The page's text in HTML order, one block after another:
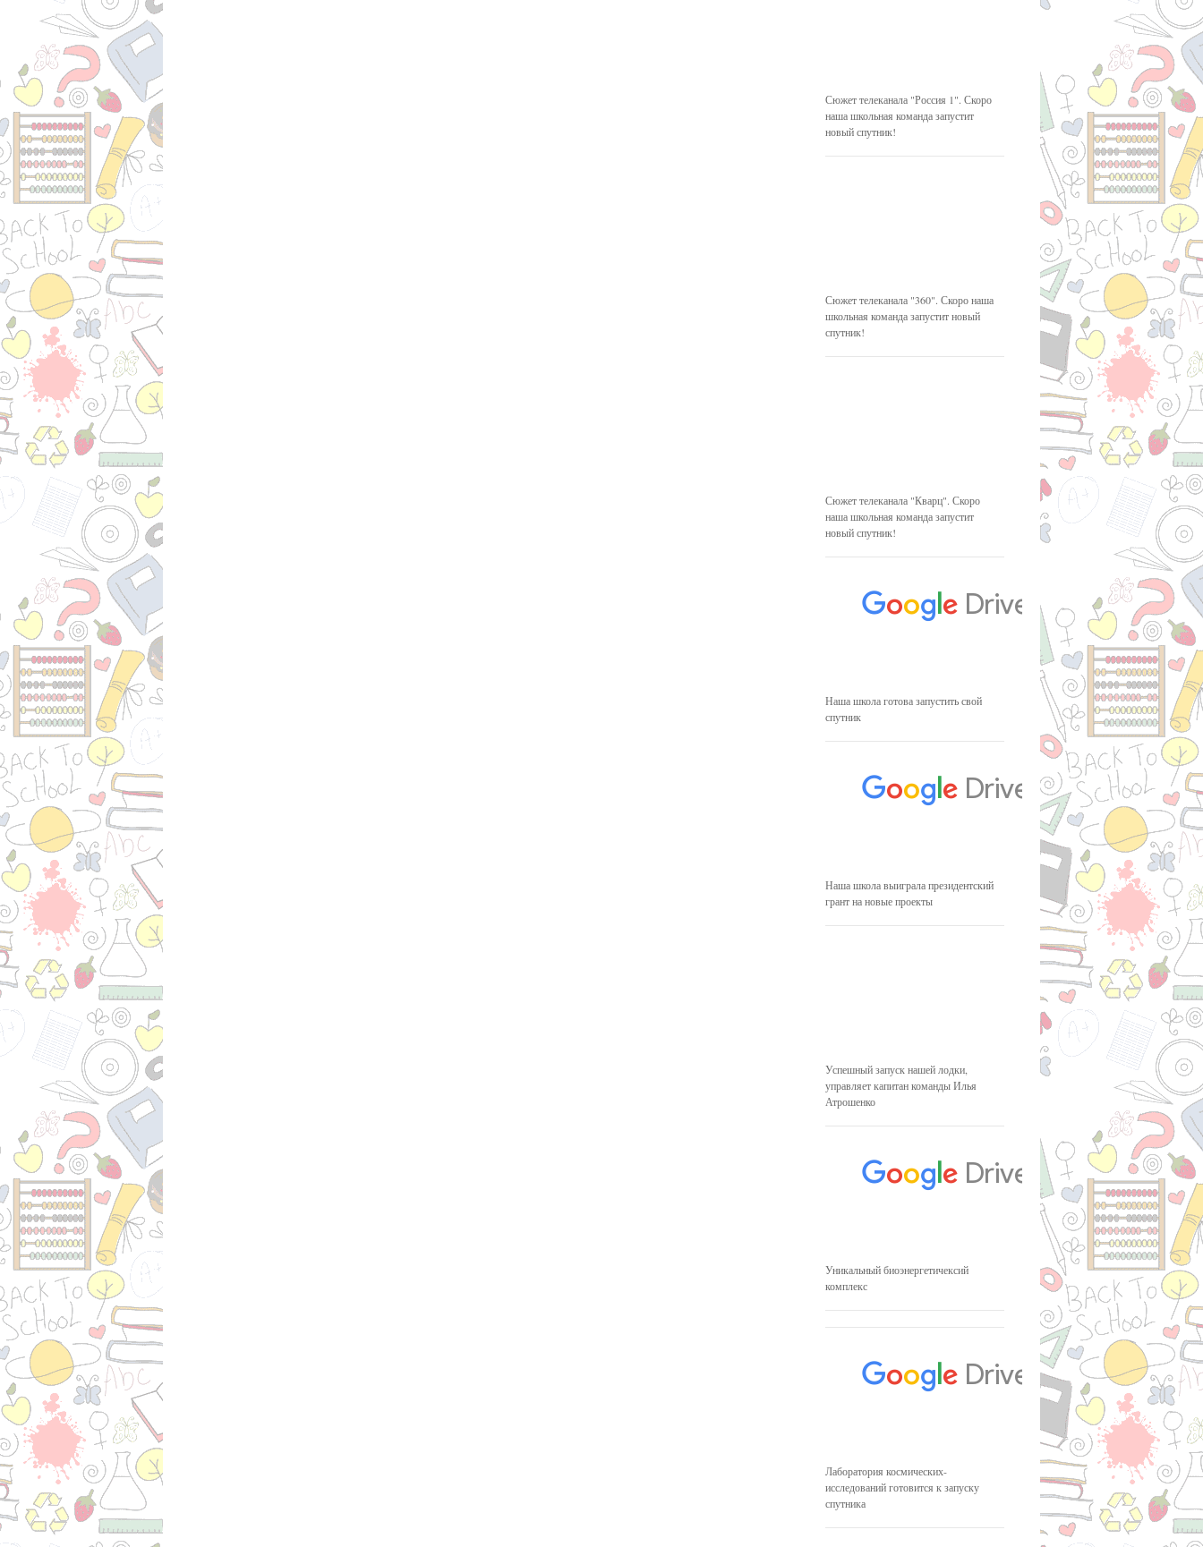
Сюжет телеканала "Россия 1". Скоро
наша школьная команда запустит
новый спутник!
Сюжет телеканала "360". Скоро наша
школьная команда запустит новый
спутник!
Сюжет телеканала "Кварц". Скоро
наша школьная команда запустит
новый спутник!
Наша школа готова запустить свой
спутник
Наша школа выиграла президентский
грант на новые проекты
Успешный запуск нашей лодки,
управляет капитан команды Илья
Атрошенко
Уникальный биоэнергетичексий
комплекс
Лаборатория космических-
исследований готовится к запуску
спутника